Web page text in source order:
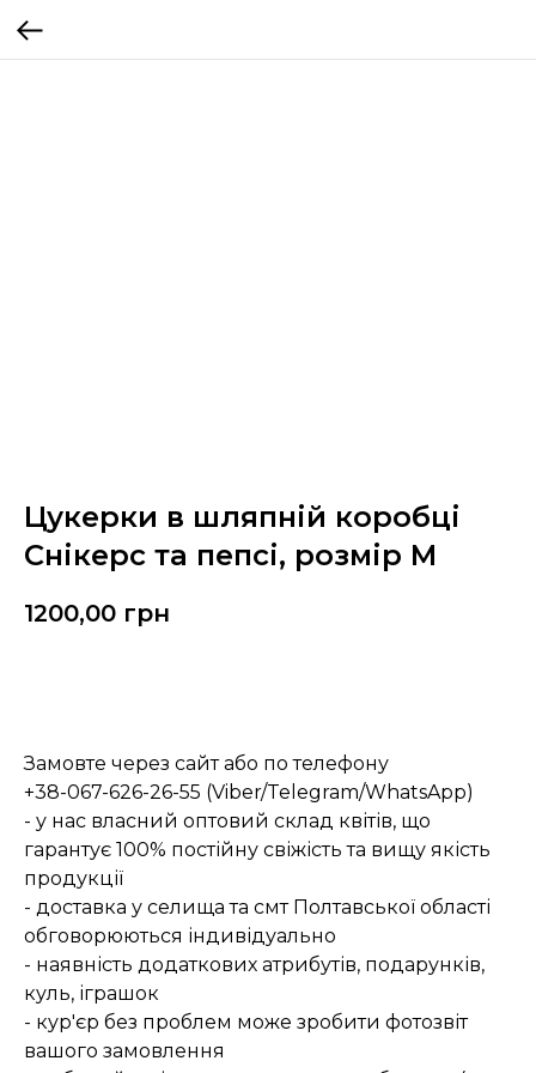
Цукерки в шляпній коробці
Снікерс та пепсі, розмір М
1200,00 грн
Замовте через сайт або по телефону
+38-067-626-26-55 (Viber/Telegram/WhatsApp)
- у нас власний оптовий склад квітів, що
гарантує 100% постійну свіжість та вищу якість
продукції
- доставка у селища та смт Полтавської області
обговорюються індивідуально
- наявність додаткових атрибутів, подарунків,
куль, іграшок
- кур'єр без проблем може зробити фотозвіт
вашого замовлення